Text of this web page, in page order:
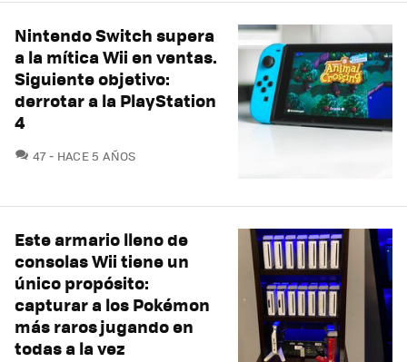
Nintendo Switch supera
a la mítica Wii en ventas.
Siguiente objetivo:
derrotar a la PlayStation
4
47COMENTARIOS
HACE 5 AÑOS
Este armario lleno de
consolas Wii tiene un
único propósito:
capturar a los Pokémon
más raros jugando en
todas a la vez